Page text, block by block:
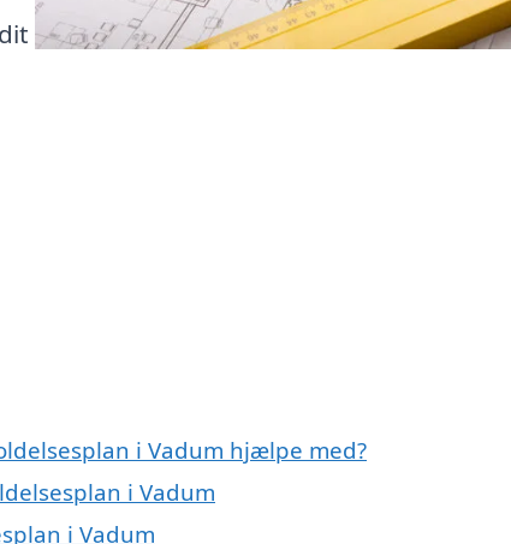
i Vadum hjælpe med?
i Vadum
i Vadum